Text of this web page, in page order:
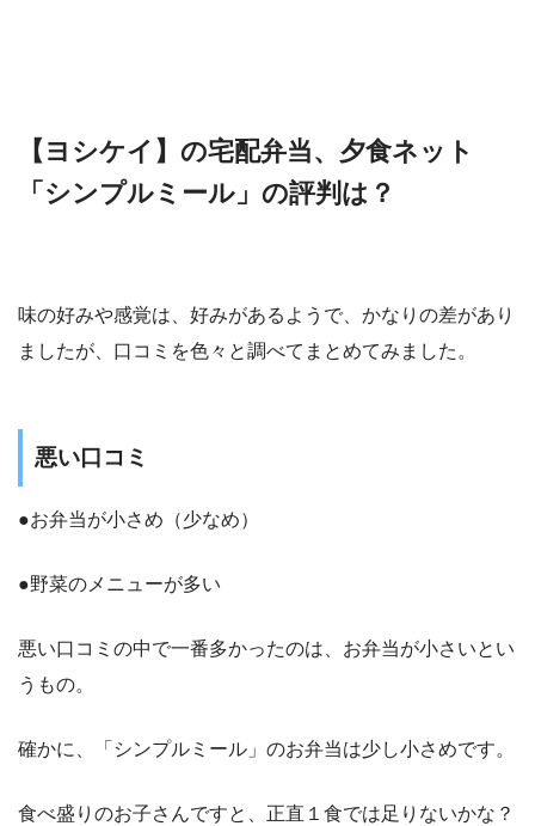
【ヨシケイ】の宅配弁当、夕食ネット
「シンプルミール」の評判は？
味の好みや感覚は、好みがあるようで、かなりの差があり
ましたが、口コミを色々と調べてまとめてみました。
悪い口コミ
●お弁当が小さめ（少なめ）
●野菜のメニューが多い
悪い口コミの中で一番多かったのは、お弁当が小さいとい
うもの。
確かに、「シンプルミール」のお弁当は少し小さめです。
食べ盛りのお子さんですと、正直１食では足りないかな？